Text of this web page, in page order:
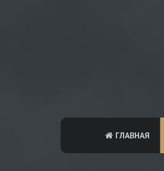
ГЛАВНАЯ